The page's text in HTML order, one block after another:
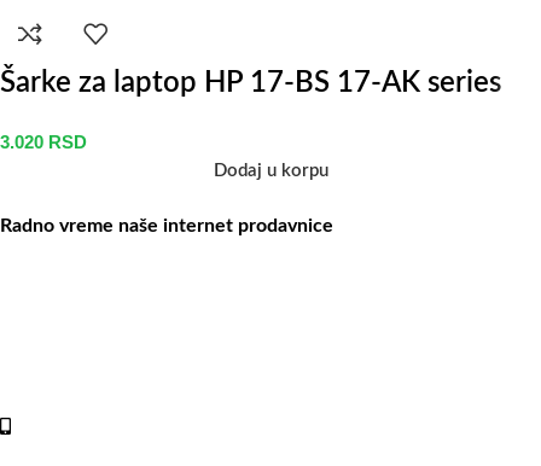
Šarke za laptop HP 17-BS 17-AK series
3.020 RSD
Dodaj u korpu
Radno vreme naše internet prodavnice
+381 (69) 767-202